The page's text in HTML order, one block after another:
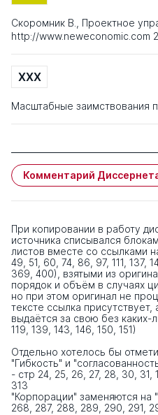
Скоромник В., Проектное
http://www.neweconomic.com
XXX
Масштабные заимствования
Комментарий
При копировании в работу
источника списывался
листов вместе со ссылками
49, 51, 60, 74, 86, 97, 111, 137,
369, 400), взятыми из
порядок и объём в случаях
но при этом оригинал не
тексте ссылка
выдаётся за свою без каких-
119, 139, 143, 146, 150, 151)
Отдельно хотелось бы
"Гибкость" и
- стр 24, 25, 26, 27, 28, 30, 31,
313
"Корпорации" заменяются на
268, 287, 288, 289, 290, 291,